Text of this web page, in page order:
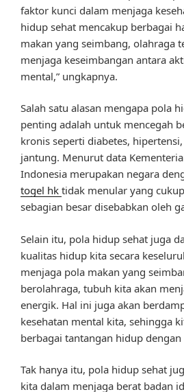
faktor kunci dalam menjaga
hidup sehat mencakup berbagai
makan yang seimbang, olahraga
menjaga keseimbangan antara
mental,” ungkapnya.
Salah satu alasan mengapa pola
penting adalah untuk mencegah
kronis seperti diabetes,
jantung. Menurut data
Indonesia merupakan negara
togel hk tidak menular yang
sebagian besar disebabkan oleh
Selain itu, pola hidup sehat juga
kualitas hidup kita secara
menjaga pola makan yang
berolahraga, tubuh kita akan
energik. Hal ini juga akan
kesehatan mental kita, sehingga
berbagai tantangan hidup
Tak hanya itu, pola hidup sehat
kita dalam menjaga berat badan